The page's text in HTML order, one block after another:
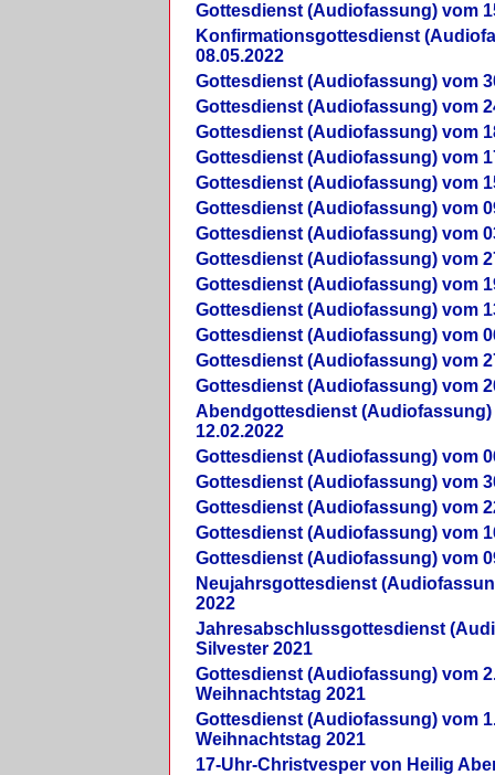
Gottesdienst (Audiofassung) vom
Konfirmationsgottesdienst
08.05.2022
Gottesdienst (Audiofassung) vom
Gottesdienst (Audiofassung) vom
Gottesdienst (Audiofassung) vom
Gottesdienst (Audiofassung) vom
Gottesdienst (Audiofassung) vom
Gottesdienst (Audiofassung) vom
Gottesdienst (Audiofassung) vom
Gottesdienst (Audiofassung) vom
Gottesdienst (Audiofassung) vom
Gottesdienst (Audiofassung) vom
Gottesdienst (Audiofassung) vom
Gottesdienst (Audiofassung) vom
Gottesdienst (Audiofassung) vom
Abendgottesdienst (Audiofassung)
12.02.2022
Gottesdienst (Audiofassung) vom
Gottesdienst (Audiofassung) vom
Gottesdienst (Audiofassung) vom
Gottesdienst (Audiofassung) vom
Gottesdienst (Audiofassung) vom
Neujahrsgottesdienst
2022
Jahresabschlussgottesdienst
Silvester 2021
Gottesdienst (Audiofassung) vom
Weihnachtstag 2021
Gottesdienst (Audiofassung) vom
Weihnachtstag 2021
17-Uhr-Christvesper von Heilig